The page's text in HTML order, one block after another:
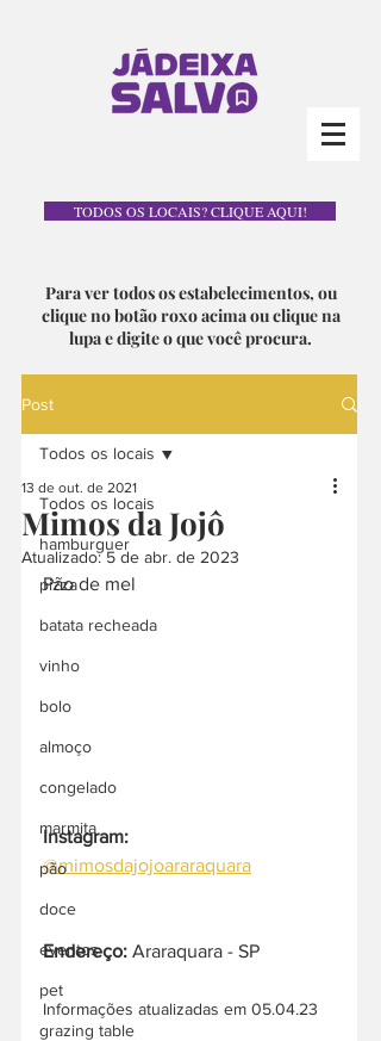
TODOS OS LOCAIS? CLIQUE AQUI!
Para ver todos os estabelecimentos, ou
clique no botão roxo acima ou clique na
lupa e digite o que você procura.
Post
Todos os locais
hamburguer
pizza
batata recheada
vinho
bolo
almoço
congelado
marmita
pão
doce
eventos
pet
grazing table
Todos os locais
Mimos da Jojô
13 de out. de 2021
Atualizado:5 de abr. de 2023
Pão de mel
Instagram:
@mimosdajojoararaquara
Endereço: Araraquara - SP
Informações atualizadas em 05.04.23